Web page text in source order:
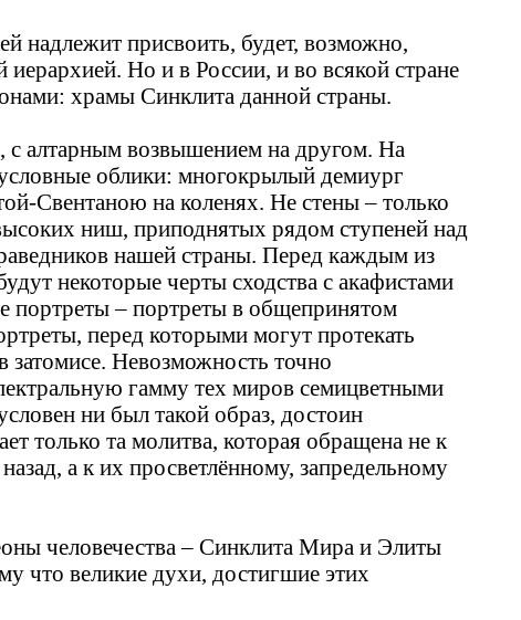
надлежит присвоить, будет, возможно,
Но и в России, и во всякой стране
храмы Синклита данной страны.
с алтарным возвышением на другом. На
облики: многокрылый демиург
Свентаною на коленях. Не стены – только
ниш, приподнятых рядом ступеней над
нашей страны. Перед каждым из
некоторые черты сходства с акафистами
портреты – портреты в общепринятом
перед которыми могут протекать
Невозможность точно
гамму тех миров семицветными
ни был такой образ, достоин
только та молитва, которая обращена не к
а к их просветлённому, запредельному
человечества – Синклита Мира и Элиты
что великие духи, достигшие этих